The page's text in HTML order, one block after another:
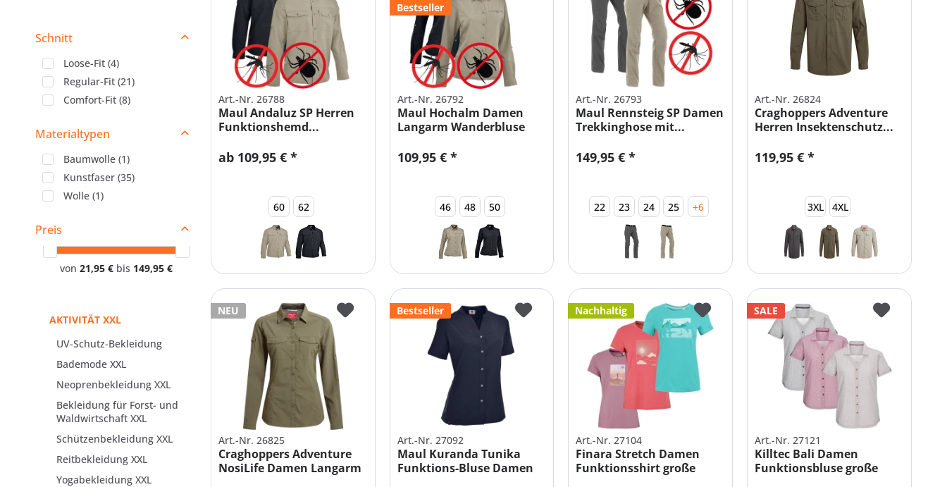
Schnitt
Loose-Fit (4)
Regular-Fit (21)
Comfort-Fit (8)
Materialtypen
Baumwolle (1)
Kunstfaser (35)
Wolle (1)
Preis
von 21,95 € bis 149,95 €
AKTIVITÄT XXL
UV-Schutz-Bekleidung
Bademode XXL
Neoprenbekleidung XXL
Bekleidung für Forst- und
Waldwirtschaft XXL
Schützenbekleidung XXL
Reitbekleidung XXL
Yogabekleidung XXL
Art.-Nr. 26788
Maul Andaluz SP Herren
Funktionshemd...
ab 109,95 € *
60 62
Bestseller
Art.-Nr. 26792
Maul Hochalm Damen
Langarm Wanderbluse
109,95 € *
46 48 50
Art.-Nr. 26793
Maul Rennsteig SP Damen
Trekkinghose mit...
149,95 € *
22 23 24 25 +6
Art.-Nr. 26824
Craghoppers Adventure
Herren Insektenschutz...
119,95 € *
3XL 4XL
NEU
Art.-Nr. 26825
Craghoppers Adventure
NosiLife Damen Langarm
Bestseller
Art.-Nr. 27092
Maul Kuranda Tunika
Funktions-Bluse Damen
Nachhaltig
Art.-Nr. 27104
Finara Stretch Damen
Funktionsshirt große
SALE
Art.-Nr. 27121
Killtec Bali Damen
Funktionsbluse große